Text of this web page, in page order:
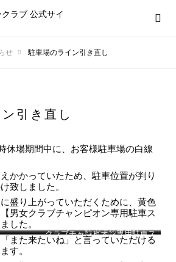
せ 駐車場のライン引き直し
引き直し
休場期間中に、お客様駐車場の白線
かかっていたため、駐車位置が判り
致しました。
盛り上がっていただくために、黄色
男女クラブチャンピオン専用駐車ス
した。
駐車場②
駐車場④
クラブチャンピオン専用駐車ス
ペース
また来たいね」と言っていただける
す。